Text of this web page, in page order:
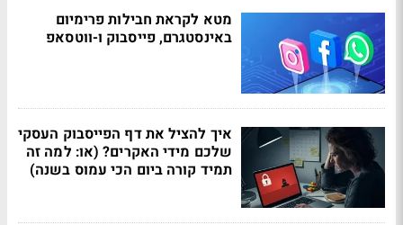
מטא לקראת חבילות פרימיום
באינסטגרם, פייסבוק ו-ווטסאפ
איך להציל את דף הפייסבוק העסקי
שלכם מידי האקרים? (או: למה זה
תמיד קורה ביום הכי עמוס בשנה)